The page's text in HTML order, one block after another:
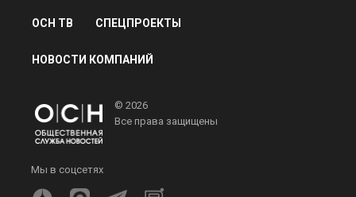
ОСН ТВ СПЕЦПРОЕКТЫ
НОВОСТИ КОМПАНИЙ
© 2026
Все права защищены
Мы в соцсетях